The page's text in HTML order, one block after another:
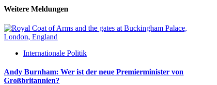
Weitere Meldungen
Internationale Politik
Andy Burnham: Wer ist der neue Premierminister von
Großbritannien?